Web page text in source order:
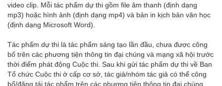
video clip. Mỗi tác phẩm dự thi gồm file âm thanh (định dạng
mp3) hoặc hình ảnh (định dạng mp4) và bản in kịch bản văn học
(định dạng Microsoft Word).
Tác phẩm dự thi là tác phẩm sáng tạo lần đầu, chưa được công
bố trên các phương tiện thông tin đại chúng và mạng xã hội trước
thời điểm phát động Cuộc thi. Sau khi gửi tác phẩm dự thi về Ban
Tổ chức Cuộc thi ở cấp cơ sở, tác giả/nhóm tác giả có thể công
bố/đăng tải tác phẩm trên các phương tiện thông tin đại chúng